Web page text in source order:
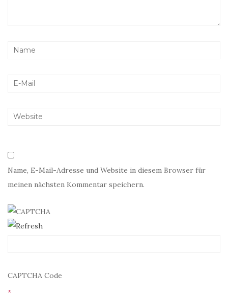
Name, E-Mail-Adresse und Website in diesem Browser für
meinen nächsten Kommentar speichern.
CAPTCHA Code
*